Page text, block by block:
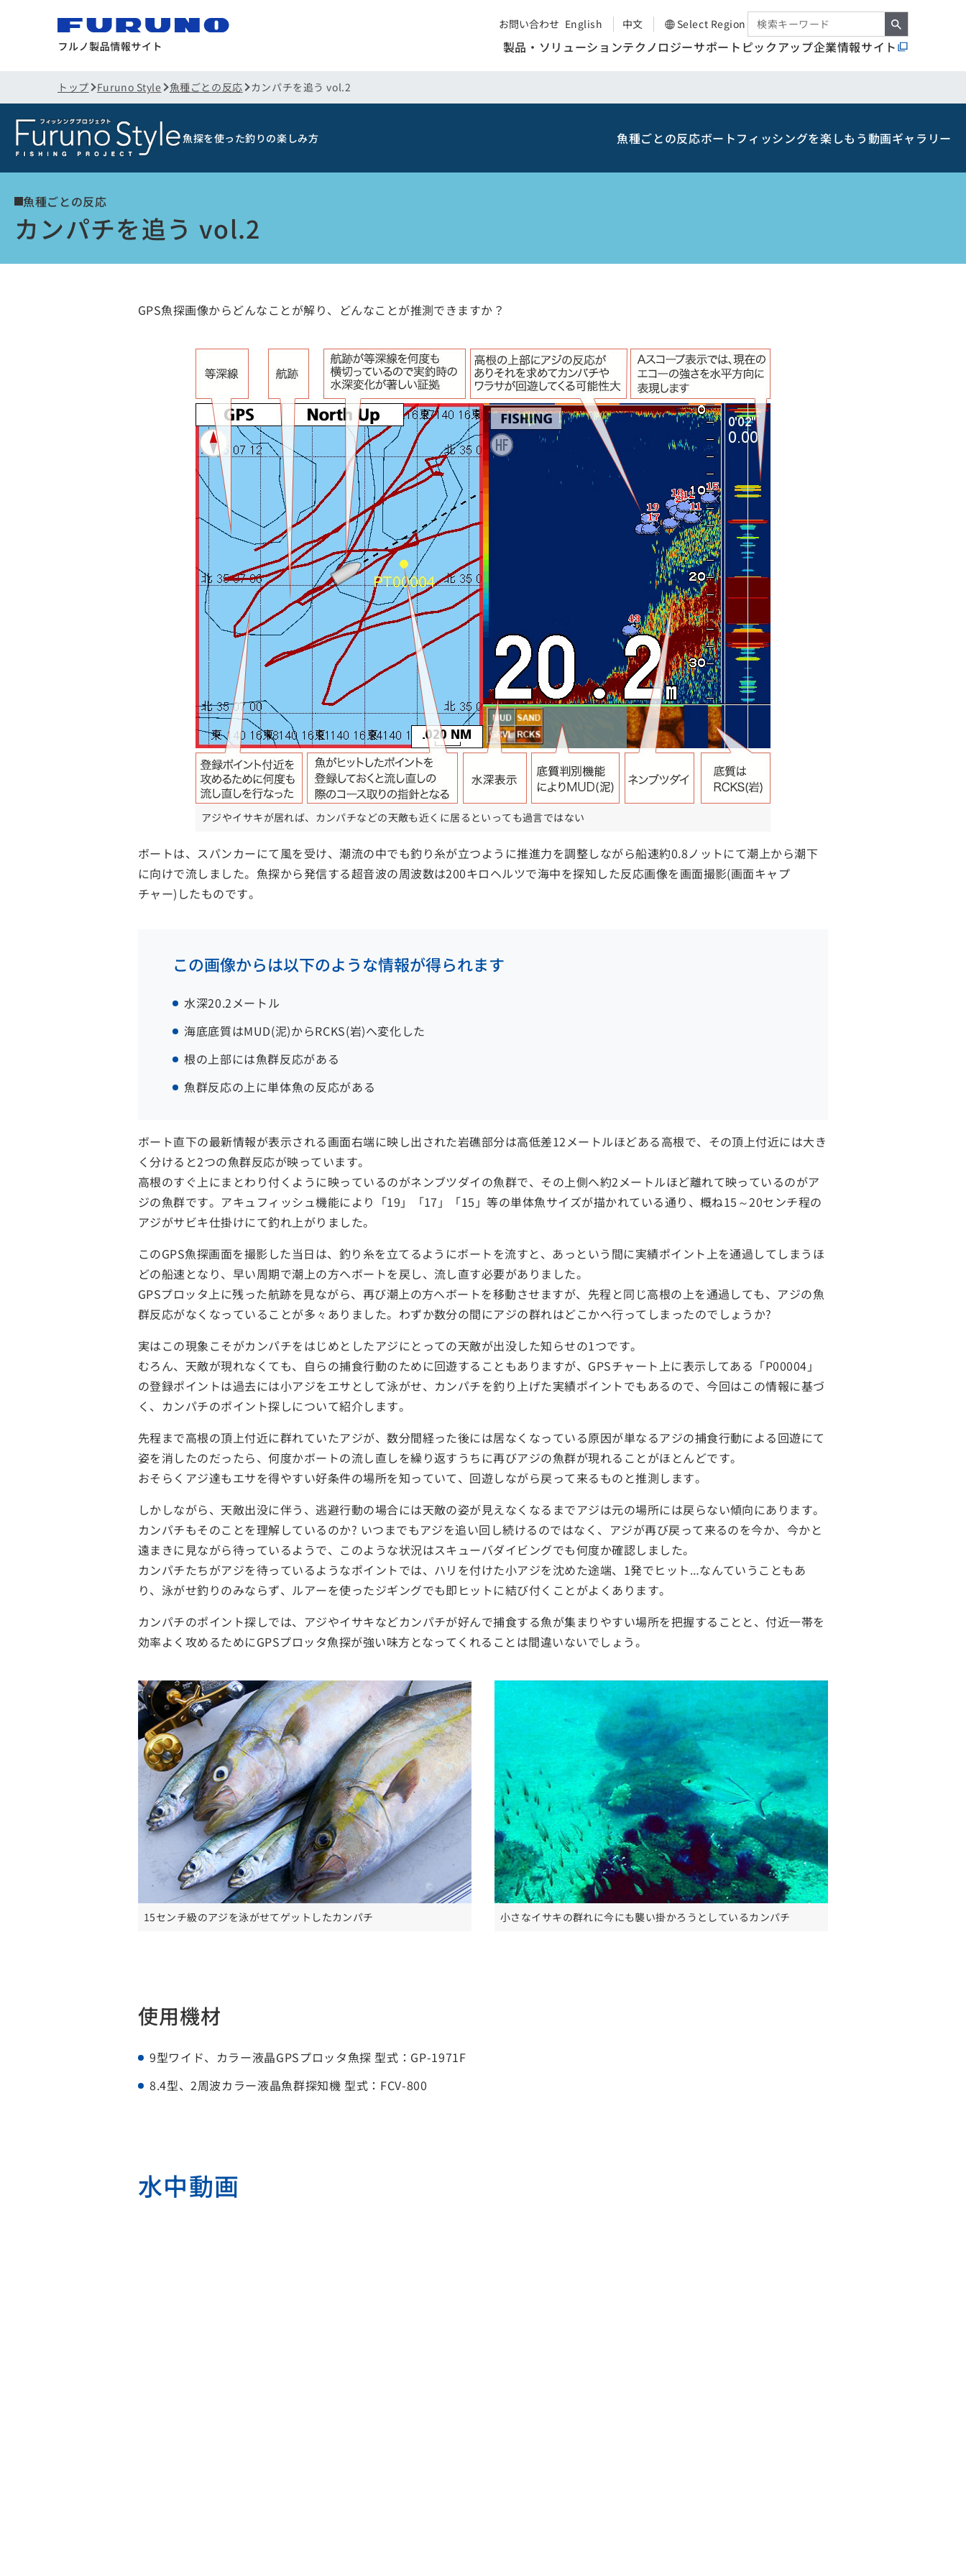
お問い合わせ English 中文 Select Region
製品・ソリューションテクノロジーサポート ピックアップ企業情報サイト
トップ Furuno Style 魚種ごとの反応 カンパチを追う vol.2
魚探を使った釣りの楽しみ方 魚種ごとの反応ボートフィッシングを楽しもう動画ギャラリー
魚種ごとの反応
カンパチを追う vol.2
GPS魚探画像からどんなことが解り、どんなことが推測できますか？
アジやイサキが居れば、カンパチなどの天敵も近くに居るといっても過言ではない
ボートは、スパンカーにて風を受け、潮流の中でも釣り糸が立つように推進力を調整しながら船速約0.8ノットにて潮上から潮下
に向けで流しました。魚探から発信する超音波の周波数は200キロヘルツで海中を探知した反応画像を画面撮影(画面キャプ
チャー)したものです。
この画像からは以下のような情報が得られます
水深20.2メートル
海底底質はMUD(泥)からRCKS(岩)へ変化した
根の上部には魚群反応がある
魚群反応の上に単体魚の反応がある
ボート直下の最新情報が表示される画面右端に映し出された岩礁部分は高低差12メートルほどある高根で、その頂上付近には大き
く分けると2つの魚群反応が映っています。
高根のすぐ上にまとわり付くように映っているのがネンブツダイの魚群で、その上側へ約2メートルほど離れて映っているのがア
ジの魚群です。アキュフィッシュ機能により「19」「17」「15」等の単体魚サイズが描かれている通り、概ね15～20センチ程の
アジがサビキ仕掛けにて釣れ上がりました。
このGPS魚探画面を撮影した当日は、釣り糸を立てるようにボートを流すと、あっという間に実績ポイント上を通過してしまうほ
どの船速となり、早い周期で潮上の方へボートを戻し、流し直す必要がありました。
GPSプロッタ上に残った航跡を見ながら、再び潮上の方へボートを移動させますが、先程と同じ高根の上を通過しても、アジの魚
群反応がなくなっていることが多々ありました。わずか数分の間にアジの群れはどこかへ行ってしまったのでしょうか?
実はこの現象こそがカンパチをはじめとしたアジにとっての天敵が出没した知らせの1つです。
むろん、天敵が現れなくても、自らの捕食行動のために回遊することもありますが、GPSチャート上に表示してある「P00004」
の登録ポイントは過去には小アジをエサとして泳がせ、カンパチを釣り上げた実績ポイントでもあるので、今回はこの情報に基づ
く、カンパチのポイント探しについて紹介します。
先程まで高根の頂上付近に群れていたアジが、数分間経った後には居なくなっている原因が単なるアジの捕食行動による回遊にて
姿を消したのだったら、何度かボートの流し直しを繰り返すうちに再びアジの魚群が現れることがほとんどです。
おそらくアジ達もエサを得やすい好条件の場所を知っていて、回遊しながら戻って来るものと推測します。
しかしながら、天敵出没に伴う、逃避行動の場合には天敵の姿が見えなくなるまでアジは元の場所には戻らない傾向にあります。
カンパチもそのことを理解しているのか? いつまでもアジを追い回し続けるのではなく、アジが再び戻って来るのを今か、今かと
遠まきに見ながら待っているようで、このような状況はスキューバダイビングでも何度か確認しました。
カンパチたちがアジを待っているようなポイントでは、ハリを付けた小アジを沈めた途端、1発でヒット…なんていうこともあ
り、泳がせ釣りのみならず、ルアーを使ったジギングでも即ヒットに結び付くことがよくあります。
カンパチのポイント探しでは、アジやイサキなどカンパチが好んで捕食する魚が集まりやすい場所を把握することと、付近一帯を
効率よく攻めるためにGPSプロッタ魚探が強い味方となってくれることは間違いないでしょう。
15センチ級のアジを泳がせてゲットしたカンパチ 小さなイサキの群れに今にも襲い掛かろうとしているカンパチ
使用機材
9型ワイド、カラー液晶GPSプロッタ魚探 型式：GP-1971F
8.4型、2周波カラー液晶魚群探知機 型式：FCV-800
水中動画